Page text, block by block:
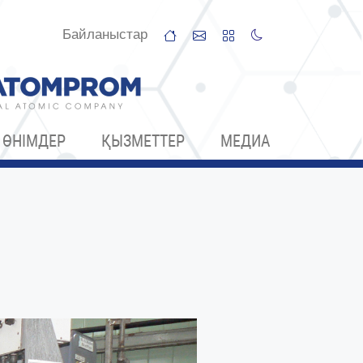
Байланыстар
ӨНІМДЕР ҚЫЗМЕТТЕР МЕДИА